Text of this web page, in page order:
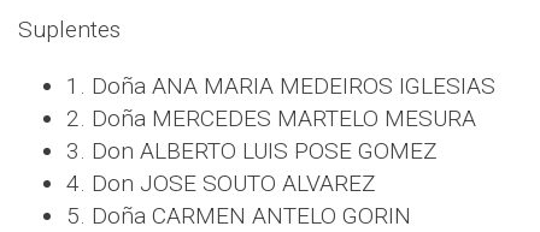
Suplentes
1. Doña ANA MARIA MEDEIROS IGLESIAS
2. Doña MERCEDES MARTELO MESURA
3. Don ALBERTO LUIS POSE GOMEZ
4. Don JOSE SOUTO ALVAREZ
5. Doña CARMEN ANTELO GORIN